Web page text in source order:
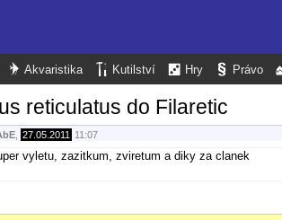
Akvaristika Kutilství Hry Právo
reticulatus do Filaretic
27.05.2011 11:07
vyletu, zazitkum, zviretum a diky za clanek